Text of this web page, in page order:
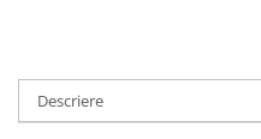
Panini
Descriere